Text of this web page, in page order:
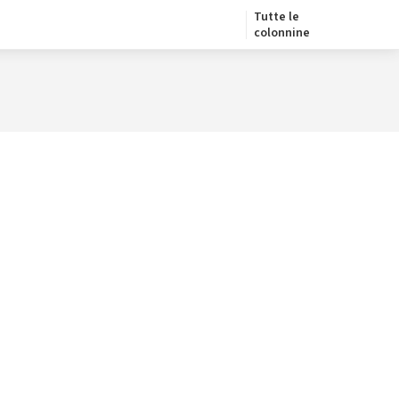
Tutte le
colonnine